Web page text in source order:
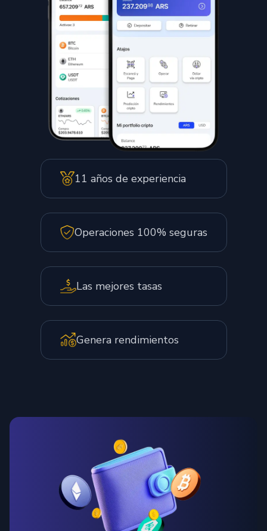
11 años de experiencia
Operaciones 100% seguras
Las mejores tasas
Genera rendimientos